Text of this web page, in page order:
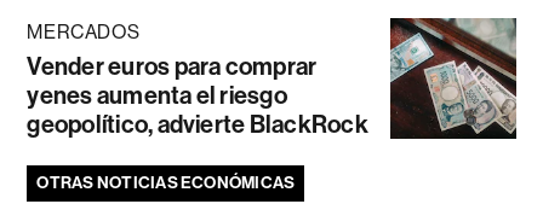
MERCADOS
Vender euros para comprar
yenes aumenta el riesgo
geopolítico, advierte BlackRock
OTRAS NOTICIAS ECONÓMICAS